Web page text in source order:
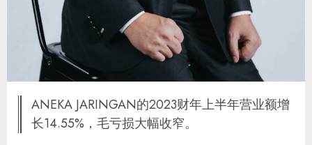
ANEKA JARINGAN的2023财年上半年营业额增
长14.55%，毛亏损大幅收窄。